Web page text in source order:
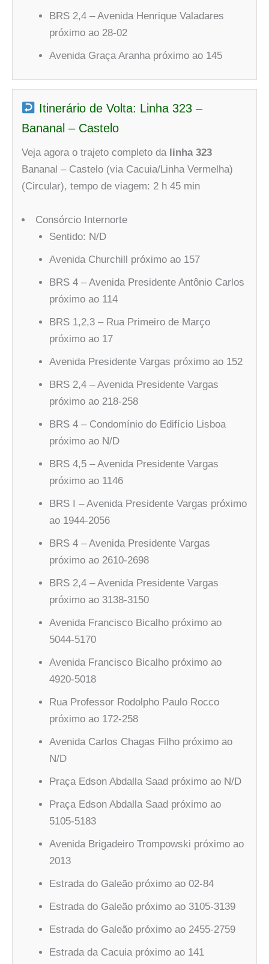
BRS 2,4 – Avenida Henrique Valadares
próximo ao 28-02
Avenida Graça Aranha próximo ao 145
Itinerário de Volta: Linha 323 –
Bananal – Castelo
Veja agora o trajeto completo da linha 323
Bananal – Castelo (via Cacuia/Linha Vermelha)
(Circular), tempo de viagem: 2 h 45 min
Consórcio Internorte
Sentido: N/D
Avenida Churchill próximo ao 157
BRS 4 – Avenida Presidente Antônio Carlos
próximo ao 114
BRS 1,2,3 – Rua Primeiro de Março
próximo ao 17
Avenida Presidente Vargas próximo ao 152
BRS 2,4 – Avenida Presidente Vargas
próximo ao 218-258
BRS 4 – Condomínio do Edifício Lisboa
próximo ao N/D
BRS 4,5 – Avenida Presidente Vargas
próximo ao 1146
BRS I – Avenida Presidente Vargas próximo
ao 1944-2056
BRS 4 – Avenida Presidente Vargas
próximo ao 2610-2698
BRS 2,4 – Avenida Presidente Vargas
próximo ao 3138-3150
Avenida Francisco Bicalho próximo ao
5044-5170
Avenida Francisco Bicalho próximo ao
4920-5018
Rua Professor Rodolpho Paulo Rocco
próximo ao 172-258
Avenida Carlos Chagas Filho próximo ao
N/D
Praça Edson Abdalla Saad próximo ao N/D
Praça Edson Abdalla Saad próximo ao
5105-5183
Avenida Brigadeiro Trompowski próximo ao
2013
Estrada do Galeão próximo ao 02-84
Estrada do Galeão próximo ao 3105-3139
Estrada do Galeão próximo ao 2455-2759
Estrada da Cacuia próximo ao 141